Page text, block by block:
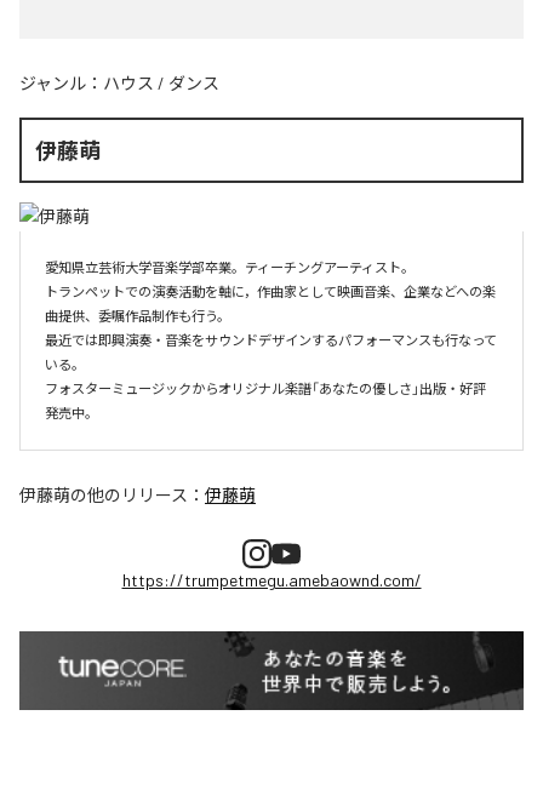
ジャンル： ハウス / ダンス
伊藤萌
愛知県立芸術大学音楽学部卒業。ティーチングアーティスト。
トランペットでの演奏活動を軸に，作曲家として映画音楽、企業などへの楽
曲提供、委嘱作品制作も行う。
最近では即興演奏・音楽をサウンドデザインするパフォーマンスも行なって
いる。
フォスターミュージックからオリジナル楽譜「あなたの優しさ」出版・好評
伊藤萌の他のリリース： 伊藤萌
https://trumpetmegu.amebaownd.com/